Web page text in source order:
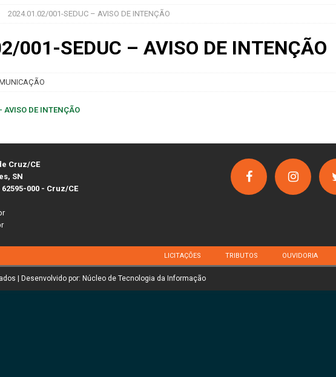
2024.01.02/001-SEDUC – AVISO DE INTENÇÃO
001-SEDUC – AVISO DE INTENÇÃO
AVISO DE INTENÇÃO
Cruz/CE
SN
000 - Cruz/CE
LICITAÇÕES TRIBUTOS OUVIDORIA
| Desenvolvido por: Núcleo de Tecnologia da Informação